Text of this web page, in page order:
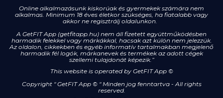
Online alkalmazásunk kiskorúak és gyermekek számára nem
alkalmas. Minimum 18 éves életkor szükséges, ha fiatalabb vagy
akkor ne regisztrálj oldalunkon.
A GetFIT App (getfitapp.hu) nem áll fizetett együttműködésben
harmadik felekkel vagy márkákkal, hacsak azt külön nem jelezzük.
Az oldalon, cikkekben és egyéb informatív tartalmakban megjelenő
harmadik fél logók, márkanevek és termékek az adott cégek
szellemi tulajdonát képezik.”
This website is operated by GetFIT App ©
Copyright " GetFIT App © " Minden jog fenntartva - All rights
reserved.